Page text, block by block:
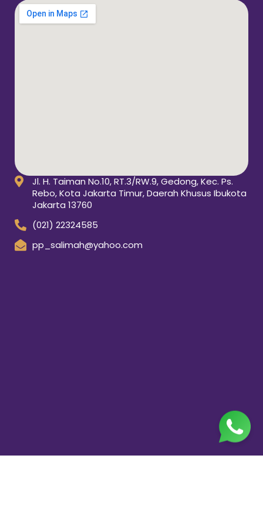
Jl. H. Taiman No.10, RT.3/RW.9, Gedong, Kec. Ps.
Rebo, Kota Jakarta Timur, Daerah Khusus Ibukota
Jakarta 13760
(021) 22324585
pp_salimah@yahoo.com